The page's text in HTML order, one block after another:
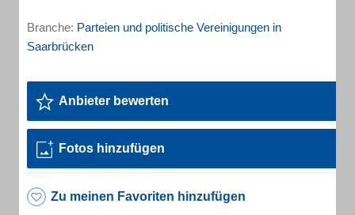
Branche: Parteien und politische Vereinigungen in
Saarbrücken
Anbieter bewerten
Fotos hinzufügen
Zu meinen Favoriten hinzufügen